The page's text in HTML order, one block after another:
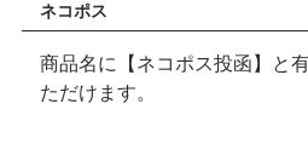
ネコポス
商品名に【ネコポス投函】と
ただけます。